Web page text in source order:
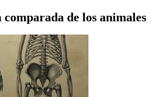
de los animales